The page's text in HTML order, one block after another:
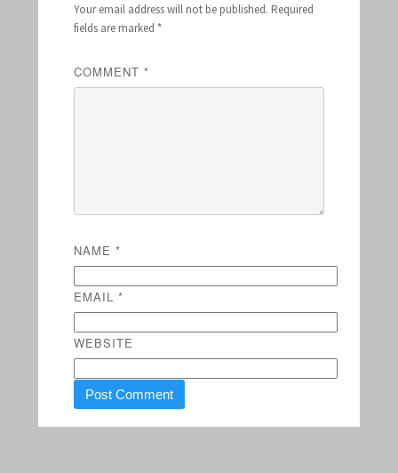
Your email address will not be published. Required
fields are marked *
COMMENT *
NAME *
EMAIL *
WEBSITE